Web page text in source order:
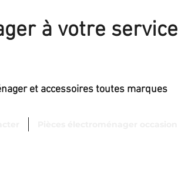
à votre service
et accessoires toutes marques